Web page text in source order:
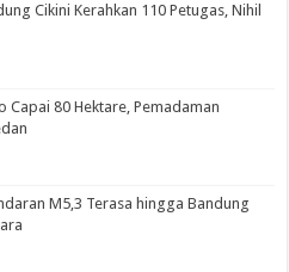
Cikini Kerahkan 110 Petugas, Nihil
Capai 80 Hektare, Pemadaman
M5,3 Terasa hingga Bandung